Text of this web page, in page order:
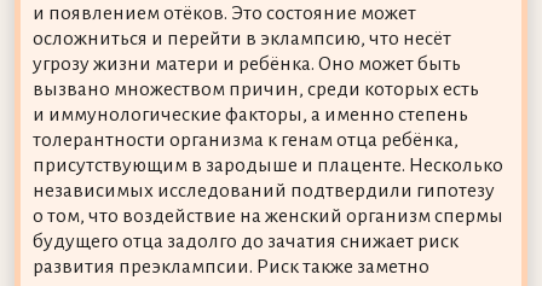
и появлением отёков. Это состояние может
осложниться и перейти в эклампсию, что несёт
угрозу жизни матери и ребёнка. Оно может быть
вызвано множеством причин, среди которых есть
и иммунологические факторы, а именно степень
толерантности организма к генам отца ребёнка,
присутствующим в зародыше и плаценте. Несколько
независимых исследований подтвердили гипотезу
о том, что воздействие на женский организм спермы
будущего отца задолго до зачатия снижает риск
развития преэклампсии. Риск также заметно